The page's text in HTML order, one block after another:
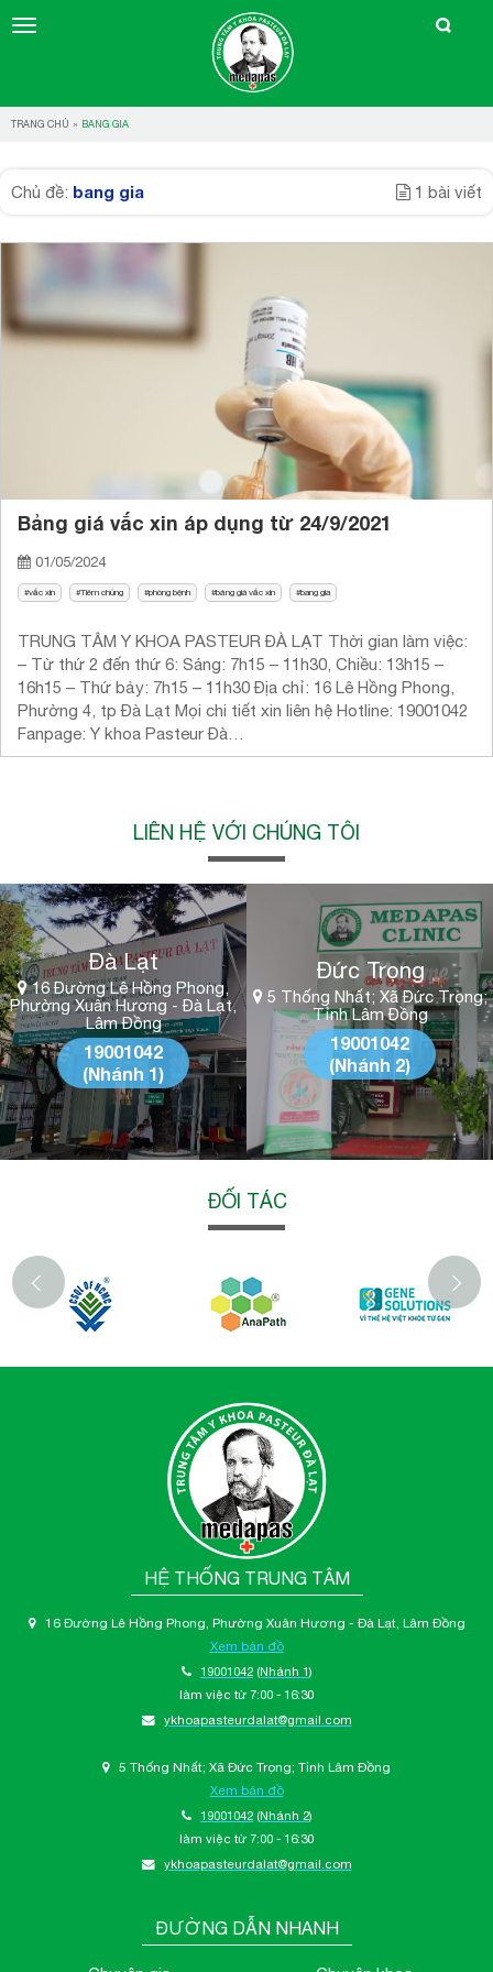
TRANG CHỦ » BANG GIA
Chủ đề: bang gia 1 bài viết
Bảng giá vắc xin áp dụng từ 24/9/2021
01/05/2024
vắc xin Tiêm chủng phòng bệnh bảng giá vắc xin bang gia
TRUNG TÂM Y KHOA PASTEUR ĐÀ LẠT Thời gian làm việc:
– Từ thứ 2 đến thứ 6: Sáng: 7h15 – 11h30, Chiều: 13h15 –
16h15 – Thứ bảy: 7h15 – 11h30 Địa chỉ: 16 Lê Hồng Phong,
Phường 4, tp Đà Lạt Mọi chi tiết xin liên hệ Hotline: 19001042
Fanpage: Y khoa Pasteur Đà…
LIÊN HỆ VỚI CHÚNG TÔI
Đà Lạt
16 Đường Lê Hồng Phong,
Phường Xuân Hương - Đà Lạt,
Lâm Đồng
19001042
(Nhánh 1)
Đức Trọng
5 Thống Nhất; Xã Đức Trọng;
Tỉnh Lâm Đồng
19001042
(Nhánh 2)
ĐỐI TÁC
‹
HỆ THỐNG TRUNG TÂM
16 Đường Lê Hồng Phong, Phường Xuân Hương - Đà Lạt, Lâm Đồng
Xem bản đồ
19001042 (Nhánh 1)
làm việc từ 7:00 - 16:30
ykhoapasteurdalat@gmail.com
5 Thống Nhất; Xã Đức Trọng; Tỉnh Lâm Đồng
Xem bản đồ
19001042 (Nhánh 2)
làm việc từ 7:00 - 16:30
ykhoapasteurdalat@gmail.com
ĐƯỜNG DẪN NHANH